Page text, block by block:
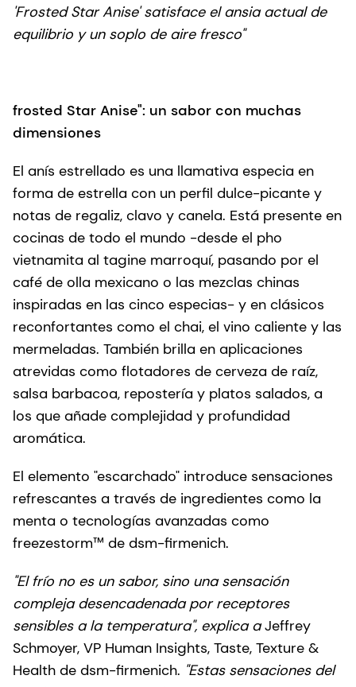
'Frosted Star Anise' satisface el ansia actual de
equilibrio y un soplo de aire fresco"
frosted Star Anise": un sabor con muchas
dimensiones
El anís estrellado es una llamativa especia en
forma de estrella con un perfil dulce-picante y
notas de regaliz, clavo y canela. Está presente en
cocinas de todo el mundo -desde el pho
vietnamita al tagine marroquí, pasando por el
café de olla mexicano o las mezclas chinas
inspiradas en las cinco especias- y en clásicos
reconfortantes como el chai, el vino caliente y las
mermeladas. También brilla en aplicaciones
atrevidas como flotadores de cerveza de raíz,
salsa barbacoa, repostería y platos salados, a
los que añade complejidad y profundidad
aromática.
El elemento "escarchado" introduce sensaciones
refrescantes a través de ingredientes como la
menta o tecnologías avanzadas como
freezestorm™ de dsm-firmenich.
"El frío no es un sabor, sino una sensación
compleja desencadenada por receptores
sensibles a la temperatura", explica aJeffrey
Schmoyer, VP Human Insights, Taste, Texture &
Health de dsm-firmenich. "Estas sensaciones del